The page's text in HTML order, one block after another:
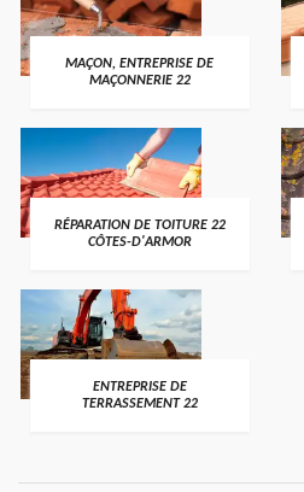
MAÇON, ENTREPRISE DE
MAÇONNERIE 22
RÉPARATION DE TOITURE 22
CÔTES-D'ARMOR
ENTREPRISE DE
TERRASSEMENT 22